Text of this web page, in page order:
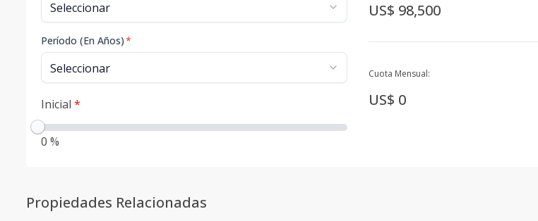
Período (En Años)*
Inicial *
0 %
US$ 98,500
Cuota Mensual:
US$ 0
Propiedades Relacionadas